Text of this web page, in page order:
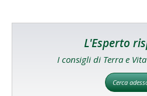
L'Esperto
I consigli di Terra e
Cerca